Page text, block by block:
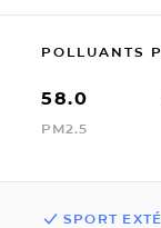
POLLUANTS
58.0
PM2.5
SPORT